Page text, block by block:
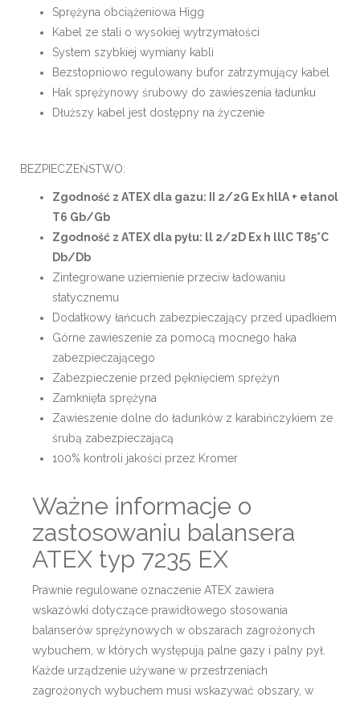
Sprężyna obciążeniowa Higg
Kabel ze stali o wysokiej wytrzymałości
System szybkiej wymiany kabli
Bezstopniowo regulowany bufor zatrzymujący kabel
Hak sprężynowy śrubowy do zawieszenia ładunku
Dłuższy kabel jest dostępny na życzenie
BEZPIECZEŃSTWO:
Zgodność z ATEX dla gazu: II 2/2G Ex hllA + etanol
T6 Gb/Gb
Zgodność z ATEX dla pyłu: ll 2/2D Ex h lllC T85°C
Db/Db
Zintegrowane uziemienie przeciw ładowaniu
statycznemu
Dodatkowy łańcuch zabezpieczający przed upadkiem
Górne zawieszenie za pomocą mocnego haka
zabezpieczającego
Zabezpieczenie przed pęknięciem sprężyn
Zamknięta sprężyna
Zawieszenie dolne do ładunków z karabińczykiem ze
śrubą zabezpieczającą
100% kontroli jakości przez Kromer
Ważne informacje o
zastosowaniu balansera
ATEX typ 7235 EX
Prawnie regulowane oznaczenie ATEX zawiera
wskazówki dotyczące prawidłowego stosowania
balanserów sprężynowych w obszarach zagrożonych
wybuchem, w których występują palne gazy i palny pył.
Każde urządzenie używane w przestrzeniach
zagrożonych wybuchem musi wskazywać obszary, w